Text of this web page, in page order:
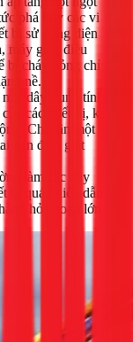
phá hủy các vi
bị sử dụng điện
máy giặt, điều
bị cháy hỏng chỉ
nề.
dây trung tính,
các thiết bị, kể
Chỉ cần một
nạn điện giật
làm các dây
bị quá nhiệt, dẫn
hỏa hoạn lớn.